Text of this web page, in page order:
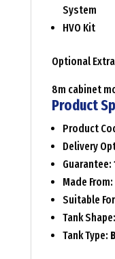
System
HVO Kit
Optional
8m cabinet
Product
Product
Delivery
Guarantee:
Made From:
Suitable
Tank Shape:
Tank Type: